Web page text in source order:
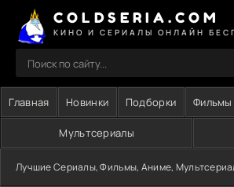
COLDSERIA.COM
Главная Новинки Подборки Фильмы
Мультсериалы
Лучшие Сериалы, Фильмы, Аниме,